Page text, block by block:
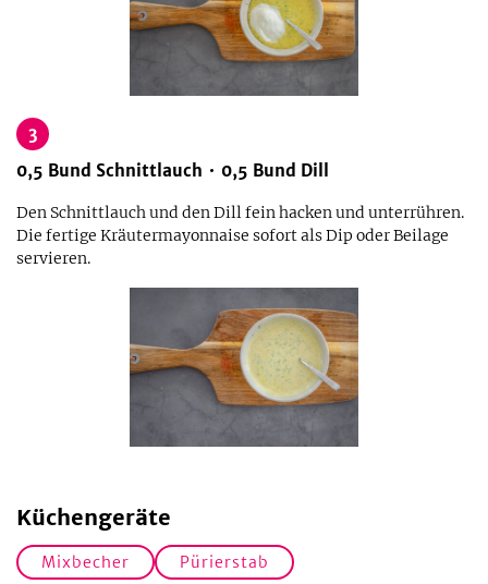
3
0,5 Bund Schnittlauch 0,5 Bund Dill
Den Schnittlauch und den Dill fein hacken und unterrühren.
Die fertige Kräutermayonnaise sofort als Dip oder Beilage
servieren.
Küchengeräte
Mixbecher Pürierstab